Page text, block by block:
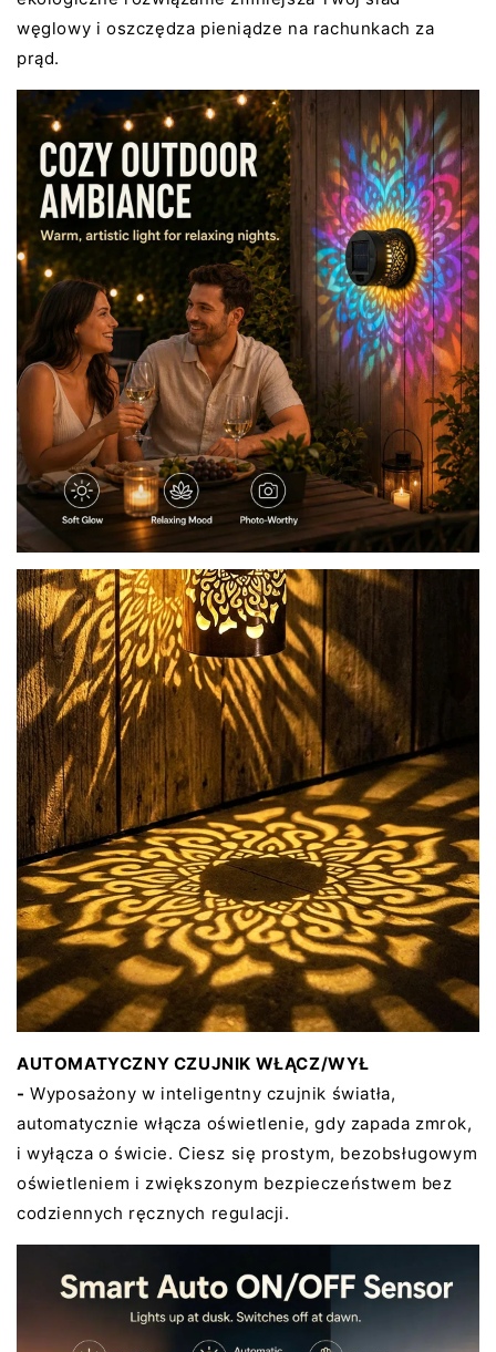
węglowy i oszczędza pieniądze na rachunkach za
prąd.
AUTOMATYCZNY CZUJNIK WŁĄCZ/WYŁ
- Wyposażony w inteligentny czujnik światła,
automatycznie włącza oświetlenie, gdy zapada zmrok,
i wyłącza o świcie. Ciesz się prostym, bezobsługowym
oświetleniem i zwiększonym bezpieczeństwem bez
codziennych ręcznych regulacji.